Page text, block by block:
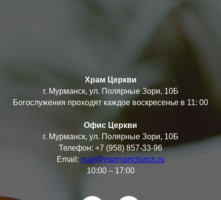
Храм Церкви
г. Мурманск, ул. Полярные Зори, 10Б
Богослужения проходят каждое воскресенье в 11: 00
Офис Церкви
г. Мурманск, ул. Полярные Зори, 10Б
Телефон: +7 (958) 857-33-96
Email: mail@murmanchurch.ru
10:00 – 17:00